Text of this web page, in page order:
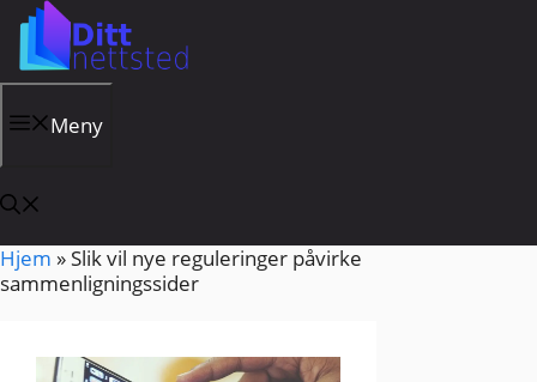
Hopp
innhold
Meny
Hjem »Slik vil nye reguleringer påvirke
sammenligningssider